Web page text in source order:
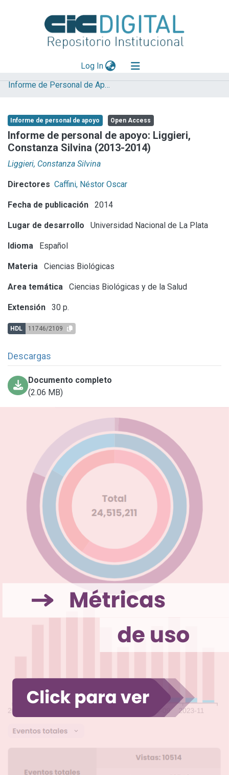
Log In(current)
Explorar
Aportar material
Statistics
Informe de Personal de Apoyo
Informe de personal de apoyo Open Access
Informe de personal de apoyo: Liggieri,
Constanza Silvina (2013-2014)
Liggieri, Constanza Silvina
Directores Caffini, Néstor Oscar
Fecha de publicación 2014
Lugar de desarrollo Universidad Nacional de La Plata
Idioma Español
Materia Ciencias Biológicas
Area temática Ciencias Biológicas y de la Salud
Extensión 30 p.
HDL 11746/2109
Descargas
Documento completo
(2.06 MB)